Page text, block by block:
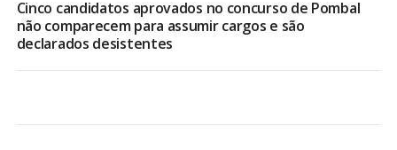
Cinco candidatos aprovados no concurso de Pombal
não comparecem para assumir cargos e são
declarados desistentes